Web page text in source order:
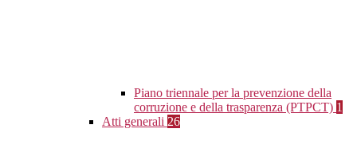
Piano triennale per la prevenzione della
corruzione e della trasparenza (PTPCT) 1
Atti generali 26